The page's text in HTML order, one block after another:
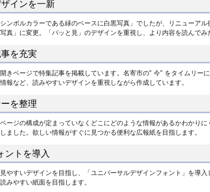
インを一新
シンボルカラーである緑のベースに白黒写真」でしたが、リニューア
真」に変更。「パッと見」のデザインを重視し、より内容を読んで
を充実
きページで特集記事を掲載しています。名寄市の" 今" をタイムリー
報など、読みやすいデザインを重視しながら作成しています。
を整理
ージの構成が定まっていなくどこにどのような情報があるかわかり
ました。欲しい情報がすぐに見つかる便利な広報紙を目指します。
ントを導入
やすいデザインを目指し、「ユニバーサルデザインフォント」を導
みやすい紙面を目指します。